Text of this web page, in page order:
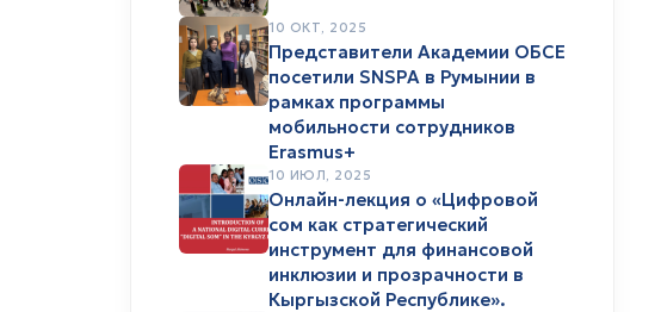
10 ОКТ, 2025
Представители Академии ОБСЕ
посетили SNSPA в Румынии в
рамках программы
мобильности сотрудников
Erasmus+
10 ИЮЛ, 2025
Онлайн-лекция о «Цифровой
сом как стратегический
инструмент для финансовой
инклюзии и прозрачности в
Кыргызской Республике».